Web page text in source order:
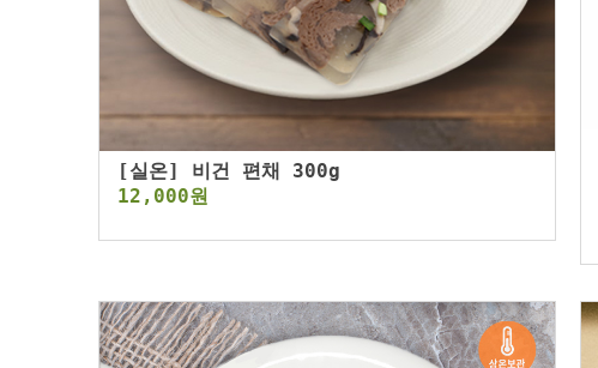
[실온] 비건 편채 300g
12,000원